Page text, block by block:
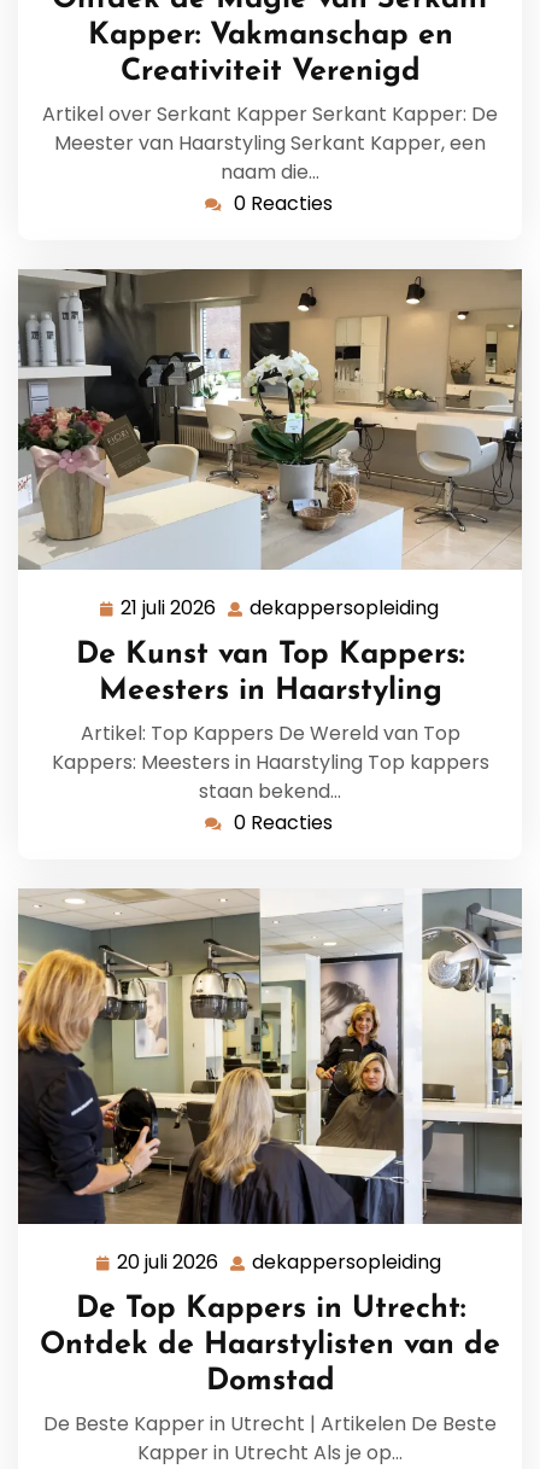
2026
Kapper: Vakmanschap en
Creativiteit Verenigd
Artikel over Serkant Kapper Serkant Kapper: De
Meester van Haarstyling Serkant Kapper, een
naam die…
0 Reacties
21 juli 2026 21
2026
dekappersopleiding
De Kunst van Top Kappers:
Meesters in Haarstyling
Artikel: Top Kappers De Wereld van Top
Kappers: Meesters in Haarstyling Top kappers
staan bekend…
0 Reacties
20 juli 2026 20
2026
dekappersopleiding
De Top Kappers in Utrecht:
Ontdek de Haarstylisten van de
Domstad
De Beste Kapper in Utrecht | Artikelen De Beste
Kapper in Utrecht Als je op…